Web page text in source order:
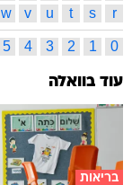
r
s
t
u
v
w
0
1
2
3
4
5
עוד בוואלה
בריאות